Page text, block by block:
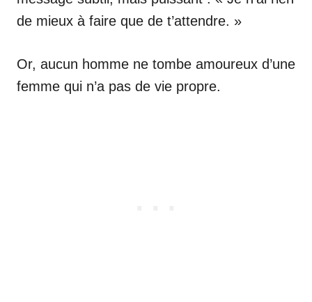
de mieux à faire que de t’attendre. »
Or, aucun homme ne tombe amoureux d’une
femme qui n’a pas de vie propre.